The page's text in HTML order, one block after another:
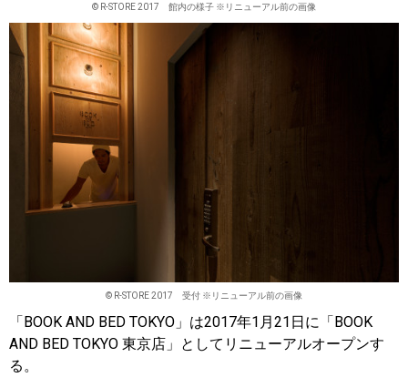
© R-STORE 2017 館内の様子 ※リニューアル前の画像
© R-STORE 2017 受付 ※リニューアル前の画像
「BOOK AND BED TOKYO」は2017年1月21日に「BOOK
AND BED TOKYO 東京店」としてリニューアルオープンす
る。